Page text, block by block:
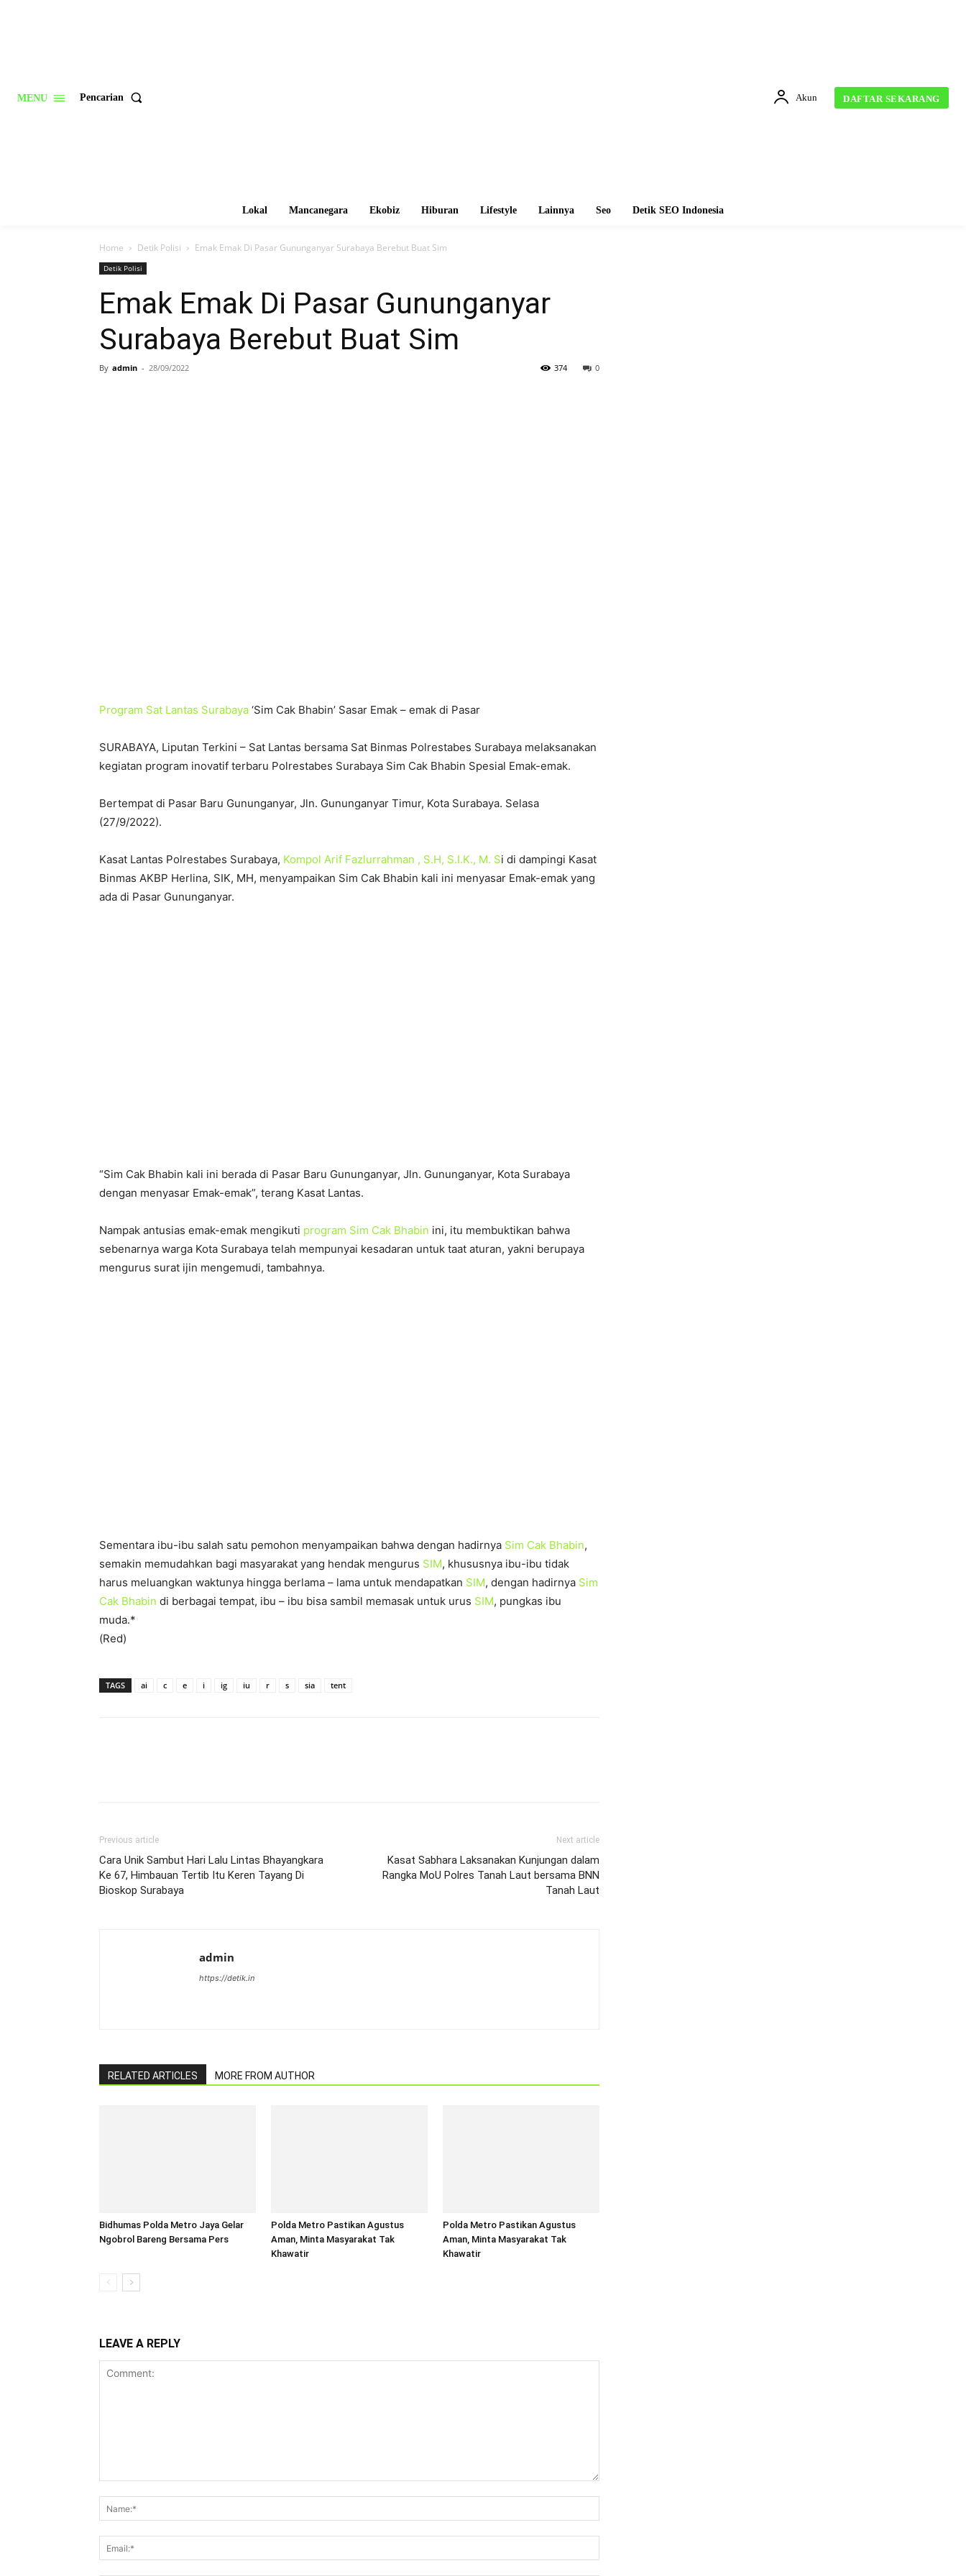
MENU Pencarian Akun DAFTAR SEKARANG
Lokal Mancanegara Ekobiz Hiburan Lifestyle Lainnya Seo Detik SEO Indonesia
Home Detik Polisi Emak Emak Di Pasar Gununganyar Surabaya Berebut Buat Sim
Detik Polisi
Emak Emak Di Pasar Gununganyar
Surabaya Berebut Buat Sim
By admin - 28/09/2022 0
374
Program Sat Lantas Surabaya ‘Sim Cak Bhabin’ Sasar Emak – emak di Pasar
SURABAYA, Liputan Terkini – Sat Lantas bersama Sat Binmas Polrestabes Surabaya melaksanakan
kegiatan program inovatif terbaru Polrestabes Surabaya Sim Cak Bhabin Spesial Emak-emak.
Bertempat di Pasar Baru Gununganyar, Jln. Gununganyar Timur, Kota Surabaya. Selasa
(27/9/2022).
Kasat Lantas Polrestabes Surabaya, Kompol Arif Fazlurrahman , S.H, S.I.K., M. Si di dampingi Kasat
Binmas AKBP Herlina, SIK, MH, menyampaikan Sim Cak Bhabin kali ini menyasar Emak-emak yang
ada di Pasar Gununganyar.
“Sim Cak Bhabin kali ini berada di Pasar Baru Gununganyar, Jln. Gununganyar, Kota Surabaya
dengan menyasar Emak-emak”, terang Kasat Lantas.
Nampak antusias emak-emak mengikuti program Sim Cak Bhabin ini, itu membuktikan bahwa
sebenarnya warga Kota Surabaya telah mempunyai kesadaran untuk taat aturan, yakni berupaya
mengurus surat ijin mengemudi, tambahnya.
Sementara ibu-ibu salah satu pemohon menyampaikan bahwa dengan hadirnya Sim Cak Bhabin,
semakin memudahkan bagi masyarakat yang hendak mengurus SIM, khususnya ibu-ibu tidak
harus meluangkan waktunya hingga berlama – lama untuk mendapatkan SIM, dengan hadirnya Sim
Cak Bhabin di berbagai tempat, ibu – ibu bisa sambil memasak untuk urus SIM, pungkas ibu
muda.*
(Red)
TAGS ai c e i ig iu r s sia tent
Previous article
Cara Unik Sambut Hari Lalu Lintas Bhayangkara
Ke 67, Himbauan Tertib Itu Keren Tayang Di
Bioskop Surabaya
Next article
Kasat Sabhara Laksanakan Kunjungan dalam
Rangka MoU Polres Tanah Laut bersama BNN
Tanah Laut
admin
https://detik.in
RELATED ARTICLES MORE FROM AUTHOR
Bidhumas Polda Metro Jaya Gelar
Ngobrol Bareng Bersama Pers
Polda Metro Pastikan Agustus
Aman, Minta Masyarakat Tak
Khawatir
Polda Metro Pastikan Agustus
Aman, Minta Masyarakat Tak
Khawatir
LEAVE A REPLY